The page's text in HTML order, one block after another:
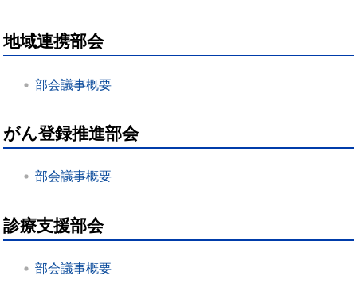
地域連携部会
部会議事概要
がん登録推進部会
部会議事概要
診療支援部会
部会議事概要